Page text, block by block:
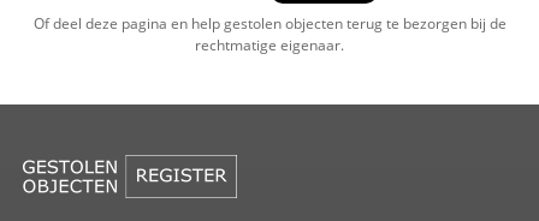
Of deel deze pagina en help gestolen objecten terug te bezorgen bij de
rechtmatige eigenaar.